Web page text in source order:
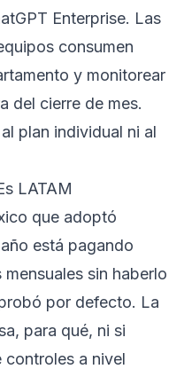
Enterprise. Las
consumen
y monitorear
del cierre de mes.
plan individual ni al
LATAM
que adoptó
está pagando
sin haberlo
por defecto. La
para qué, ni si
controles a nivel